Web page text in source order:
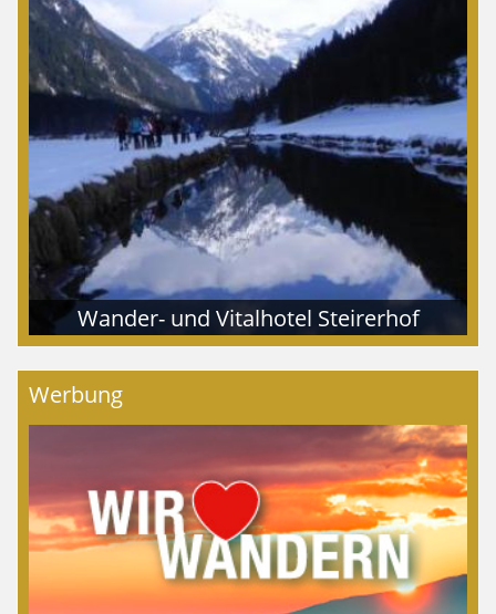
Wander- und Vitalhotel Steirerhof
Werbung